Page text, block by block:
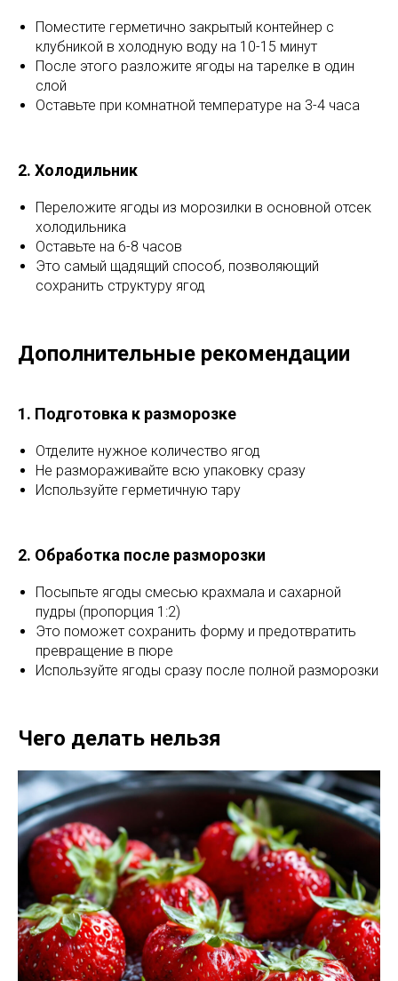
Поместите герметично закрытый контейнер с
клубникой в холодную воду на 10-15 минут
После этого разложите ягоды на тарелке в один
слой
Оставьте при комнатной температуре на 3-4 часа
2. Холодильник
Переложите ягоды из морозилки в основной отсек
холодильника
Оставьте на 6-8 часов
Это самый щадящий способ, позволяющий
сохранить структуру ягод
Дополнительные рекомендации
1. Подготовка к разморозке
Отделите нужное количество ягод
Не размораживайте всю упаковку сразу
Используйте герметичную тару
2. Обработка после разморозки
Посыпьте ягоды смесью крахмала и сахарной
пудры (пропорция 1:2)
Это поможет сохранить форму и предотвратить
превращение в пюре
Используйте ягоды сразу после полной разморозки
Чего делать нельзя